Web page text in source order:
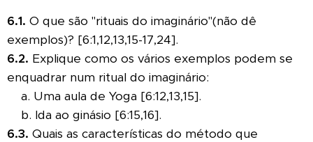
6.1. O que são "rituais do imaginário"(não dê
exemplos)? [6:1,12,13,15-17,24].
6.2. Explique como os vários exemplos podem se
enquadrar num ritual do imaginário:
a. Uma aula de Yoga [6:12,13,15].
b. Ida ao ginásio [6:15,16].
6.3. Quais as características do método que